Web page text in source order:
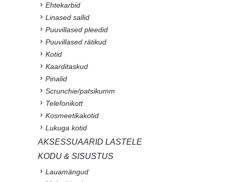
Ehtekarbid
Linased sallid
Puuvillased pleedid
Puuvillased rätikud
Kotid
Kaarditaskud
Pinalid
Scrunchie/patsikumm
Telefonikott
Kosmeetikakotid
Lukuga kotid
AKSESSUAARID LASTELE
KODU & SISUSTUS
Lauamängud